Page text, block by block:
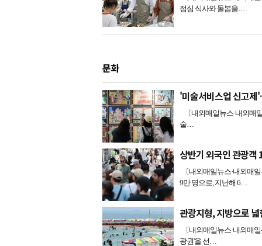
점심 식사와 돌봄을…
문화
'미술서비스업 신고제
〔내외매일뉴스·내외매
술…
상반기 외국인 관광
〔내외매일뉴스·내외매
9만 명으로, 지난해 6…
관광지형, 지방으로
〔내외매일뉴스·내외매
광권'을 선…